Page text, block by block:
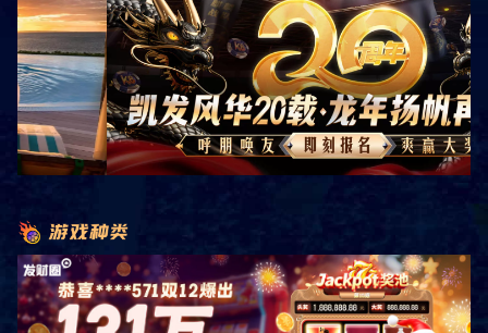
您当前的位置:首页>客户案例>成功案例
服务热线